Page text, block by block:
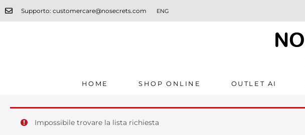
Supporto: customercare@nosecrets.com ENG
NO
HOME SHOP ONLINE OUTLET AI
Impossibile trovare la lista richiesta